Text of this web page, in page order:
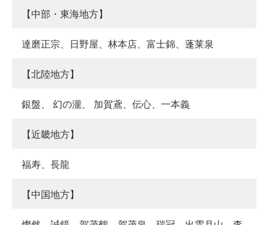
【中部・東海地方】
達磨正宗、日野屋、林本店、富士錦、蓬莱泉
【北陸地方】
銀盤、 幻の瀧、 加賀鳶、伝心、一本義
【近畿地方】
福寿、長龍
【中国地方】